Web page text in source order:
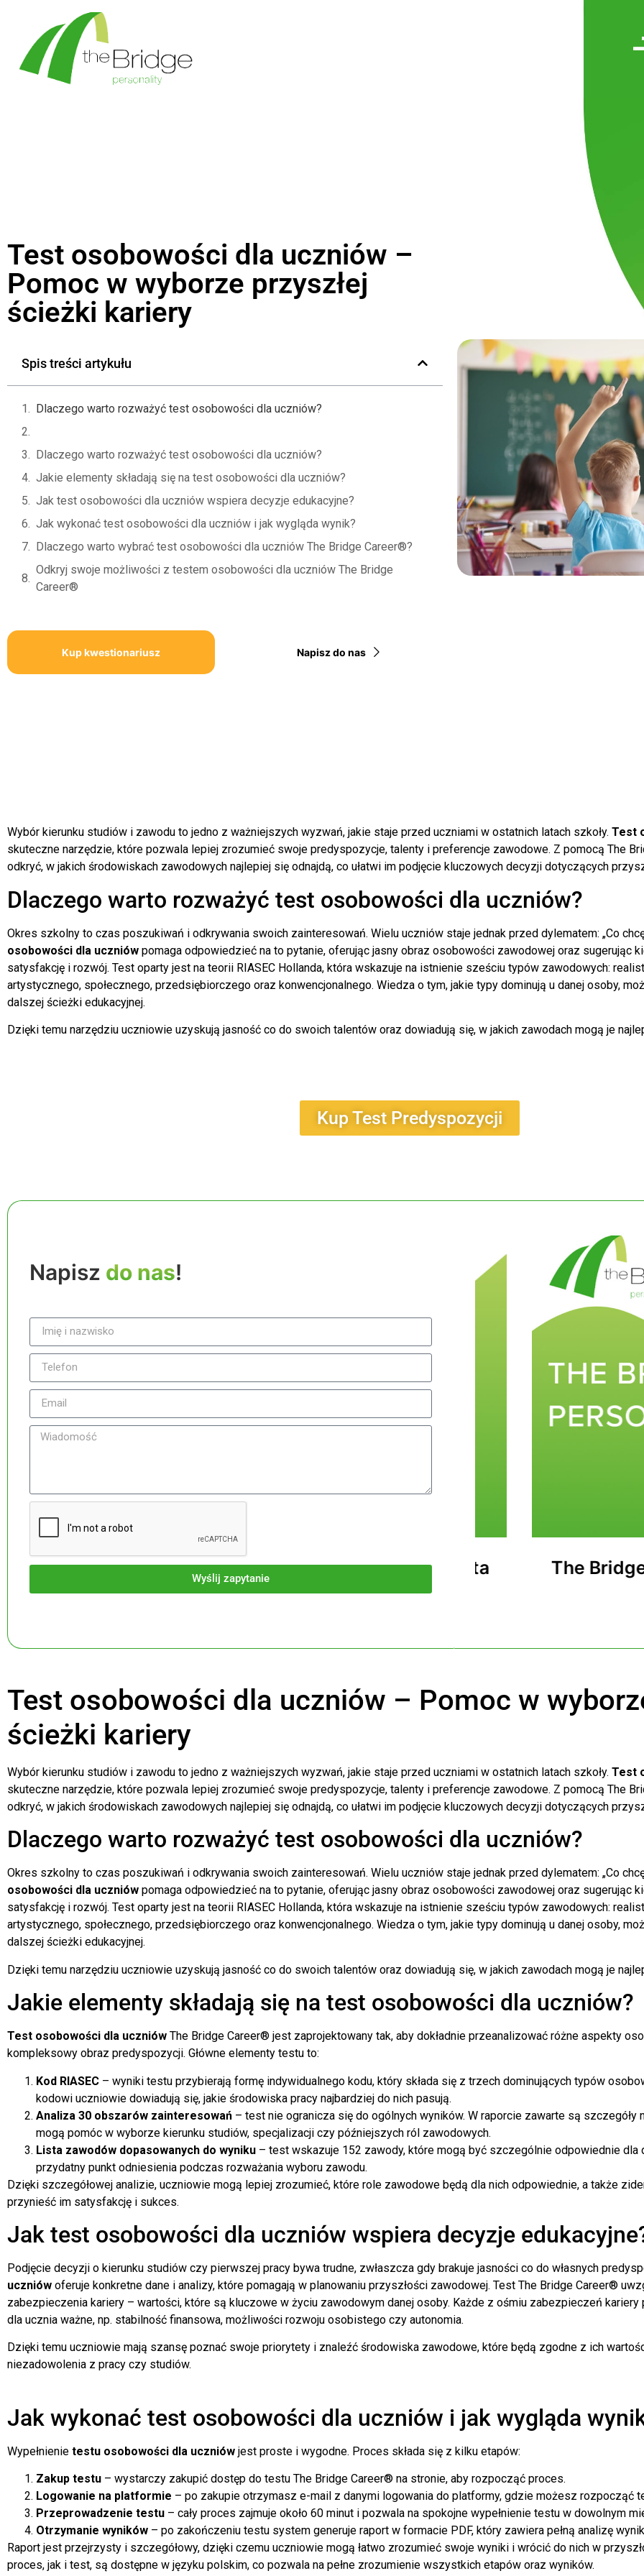
Test osobowości dla uczniów –
Pomoc w wyborze przyszłej
ścieżki kariery
Spis treści artykułu
Dlaczego warto rozważyć test osobowości dla uczniów?
Dlaczego warto rozważyć test osobowości dla uczniów?
Jakie elementy składają się na test osobowości dla uczniów?
Jak test osobowości dla uczniów wspiera decyzje edukacyjne?
Jak wykonać test osobowości dla uczniów i jak wygląda wynik?
Dlaczego warto wybrać test osobowości dla uczniów The Bridge Career®?
Odkryj swoje możliwości z testem osobowości dla uczniów The Bridge
Career®
Kup kwestionariusz Napisz do nas
Wybór kierunku studiów i zawodu to jedno z ważniejszych wyzwań, jakie staje przed uczniami w ostatnich latach szkoły. Test
skuteczne narzędzie, które pozwala lepiej zrozumieć swoje predyspozycje, talenty i preferencje zawodowe. Z pomocą The
odkryć, w jakich środowiskach zawodowych najlepiej się odnajdą, co ułatwi im podjęcie kluczowych decyzji dotyczących
Dlaczego warto rozważyć test osobowości dla uczniów?
Okres szkolny to czas poszukiwań i odkrywania swoich zainteresowań. Wielu uczniów staje jednak przed dylematem: „Co
osobowości dla uczniów pomaga odpowiedzieć na to pytanie, oferując jasny obraz osobowości zawodowej oraz sugerując
satysfakcję i rozwój. Test oparty jest na teorii RIASEC Hollanda, która wskazuje na istnienie sześciu typów zawodowych:
artystycznego, społecznego, przedsiębiorczego oraz konwencjonalnego. Wiedza o tym, jakie typy dominują u danej osoby,
dalszej ścieżki edukacyjnej.
Dzięki temu narzędziu uczniowie uzyskują jasność co do swoich talentów oraz dowiadują się, w jakich zawodach mogą je
Kup Test Predyspozycji
Napisz do nas!
Wyślij zapytanie
– Black The Bridge Personality® – oferta
LImitowana
The Bridge
Test osobowości dla uczniów – Pomoc w
ścieżki kariery
Wybór kierunku studiów i zawodu to jedno z ważniejszych wyzwań, jakie staje przed uczniami w ostatnich latach szkoły. Test
skuteczne narzędzie, które pozwala lepiej zrozumieć swoje predyspozycje, talenty i preferencje zawodowe. Z pomocą The
odkryć, w jakich środowiskach zawodowych najlepiej się odnajdą, co ułatwi im podjęcie kluczowych decyzji dotyczących
Dlaczego warto rozważyć test osobowości dla uczniów?
Okres szkolny to czas poszukiwań i odkrywania swoich zainteresowań. Wielu uczniów staje jednak przed dylematem: „Co
osobowości dla uczniów pomaga odpowiedzieć na to pytanie, oferując jasny obraz osobowości zawodowej oraz sugerując
satysfakcję i rozwój. Test oparty jest na teorii RIASEC Hollanda, która wskazuje na istnienie sześciu typów zawodowych:
artystycznego, społecznego, przedsiębiorczego oraz konwencjonalnego. Wiedza o tym, jakie typy dominują u danej osoby,
dalszej ścieżki edukacyjnej.
Dzięki temu narzędziu uczniowie uzyskują jasność co do swoich talentów oraz dowiadują się, w jakich zawodach mogą je
Jakie elementy składają się na test osobowości dla uczniów?
Test osobowości dla uczniów The Bridge Career® jest zaprojektowany tak, aby dokładnie przeanalizować różne aspekty
kompleksowy obraz predyspozycji. Główne elementy testu to:
Kod RIASEC – wyniki testu przybierają formę indywidualnego kodu, który składa się z trzech dominujących typów
kodowi uczniowie dowiadują się, jakie środowiska pracy najbardziej do nich pasują.
Analiza 30 obszarów zainteresowań – test nie ogranicza się do ogólnych wyników. W raporcie zawarte są szczegóły
mogą pomóc w wyborze kierunku studiów, specjalizacji czy późniejszych ról zawodowych.
Lista zawodów dopasowanych do wyniku – test wskazuje 152 zawody, które mogą być szczególnie odpowiednie dla
przydatny punkt odniesienia podczas rozważania wyboru zawodu.
Dzięki szczegółowej analizie, uczniowie mogą lepiej zrozumieć, które role zawodowe będą dla nich odpowiednie, a także
przynieść im satysfakcję i sukces.
Jak test osobowości dla uczniów wspiera decyzje
Podjęcie decyzji o kierunku studiów czy pierwszej pracy bywa trudne, zwłaszcza gdy brakuje jasności co do własnych
uczniów oferuje konkretne dane i analizy, które pomagają w planowaniu przyszłości zawodowej. Test The Bridge Career®
zabezpieczenia kariery – wartości, które są kluczowe w życiu zawodowym danej osoby. Każde z ośmiu zabezpieczeń kariery
dla ucznia ważne, np. stabilność finansowa, możliwości rozwoju osobistego czy autonomia.
Dzięki temu uczniowie mają szansę poznać swoje priorytety i znaleźć środowiska zawodowe, które będą zgodne z ich
niezadowolenia z pracy czy studiów.
Jak wykonać test osobowości dla uczniów i jak wygląda
Wypełnienie testu osobowości dla uczniów jest proste i wygodne. Proces składa się z kilku etapów:
Zakup testu – wystarczy zakupić dostęp do testu The Bridge Career® na stronie, aby rozpocząć proces.
Logowanie na platformie – po zakupie otrzymasz e-mail z danymi logowania do platformy, gdzie możesz rozpocząć
Przeprowadzenie testu – cały proces zajmuje około 60 minut i pozwala na spokojne wypełnienie testu w dowolnym
Otrzymanie wyników – po zakończeniu testu system generuje raport w formacie PDF, który zawiera pełną analizę
Raport jest przejrzysty i szczegółowy, dzięki czemu uczniowie mogą łatwo zrozumieć swoje wyniki i wrócić do nich w
proces, jak i test, są dostępne w języku polskim, co pozwala na pełne zrozumienie wszystkich etapów oraz wyników.